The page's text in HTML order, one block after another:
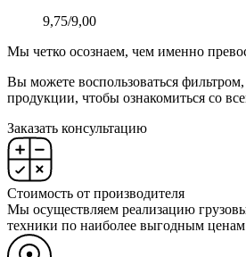
9,75/9,00
Мы четко осознаем, чем именно
Вы можете воспользоваться
продукции, чтобы ознакомиться со
Заказать консультацию
Стоимость от производителя
Мы осуществляем реализацию
техники по наиболее выгодным